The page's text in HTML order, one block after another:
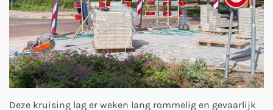
Deze kruising lag er weken lang rommelig en gevaarlijk